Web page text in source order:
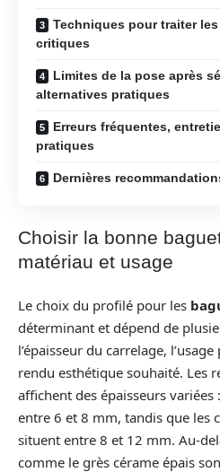
Techniques pour traiter
critiques
Limites de la pose après
alternatives pratiques
Erreurs fréquentes,
pratiques
Dernières
Choisir la bonne
matériau et usage
Le choix du profilé pour les
déterminant et dépend de
l’épaisseur du carrelage,
rendu esthétique souhaité. Les
affichent des épaisseurs
entre 6 et 8 mm, tandis que les
situent entre 8 et 12 mm. Au-
comme le grès cérame épais